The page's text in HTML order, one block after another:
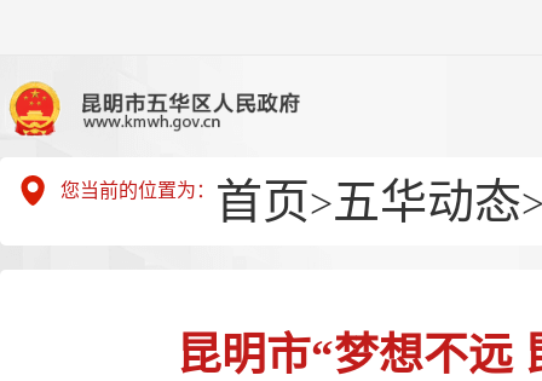
您当前的位置为： 首页>五华动态
昆明市“梦想不远